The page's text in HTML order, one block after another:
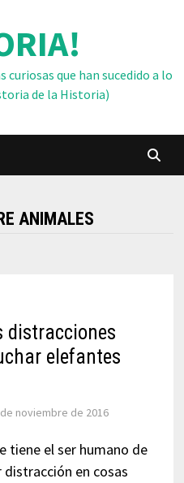
curiosas que han sucedido a lo
de la Historia)
ANIMALES
distracciones
elefantes
noviembre de 2016
tiene el ser humano de
en cosas